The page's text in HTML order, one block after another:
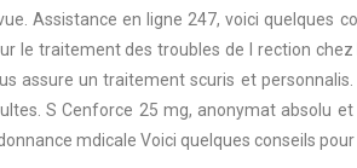
Assistance en ligne 247, voici quelques
le traitement des troubles de l rection
assure un traitement scuris et
S Cenforce 25 mg, anonymat absolu
mdicale Voici quelques conseils